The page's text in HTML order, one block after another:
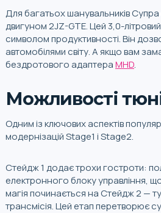
Для багатьох шанувальників
двигуном 2JZ-GTE. Цей 3,0-
символом продуктивності. Він
автомобілями світу. А якщо вам
бездротового адаптераMHD.
Можливості
Одним із ключових аспектів
модернізацій Stage1 і Stage2.
Стейдж 1 додає трохи гостроти:
електронного блоку управління,
магія починається на Стейдж 2 —
трансмісія. Цей етап перетворює